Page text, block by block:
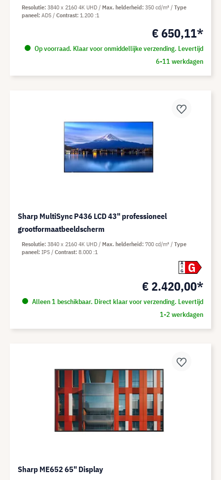
€ 650,11*
Op voorraad. Klaar voor onmiddellijke verzending. Levertijd
6-11 werkdagen
Resolutie 3840 x 2160 4K UHD Max. helderheid 350 cd/m²
Type
paneel ADS Contrast 1.200 :1
Sharp MultiSync P436 LCD 43" professioneel
grootformaatbeeldscherm
A
G
G
€ 2.420,00*
Alleen 1 beschikbaar. Direct klaar voor verzending. Levertijd
1-2 werkdagen
Resolutie 3840 x 2160 4K UHD Max. helderheid 700 cd/m²
Type
paneel IPS Contrast 8.000 :1
Sharp ME652 65" Display